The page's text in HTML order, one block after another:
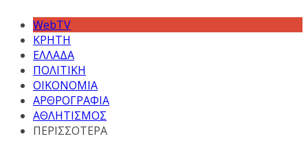
WebTV
ΚΡΗΤΗ
ΕΛΛΑΔΑ
ΠΟΛΙΤΙΚΗ
ΟΙΚΟΝΟΜΙΑ
ΑΡΘΡΟΓΡΑΦΙΑ
ΑΘΛΗΤΙΣΜΟΣ
ΠΕΡΙΣΣΟΤΕΡΑ